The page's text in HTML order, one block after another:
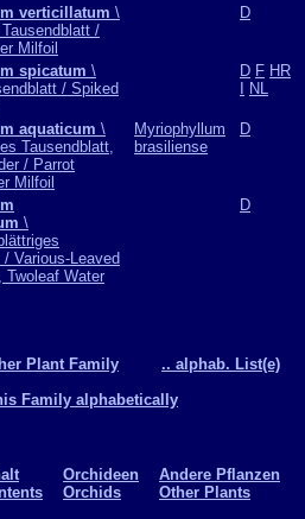
verticillatum \
/
Milfoil
D
spicatum \
/ Spiked
D F HR
NL
aquaticum \
Tausendblatt,
/ Parrot
Milfoil
Myriophyllum
brasiliense
D
\
Various-Leaved
Twoleaf Water
D
Plant Family
.. alphab. List(e)
Family alphabetically
Orchideen
Orchids
Andere Pflanzen
Other Plants